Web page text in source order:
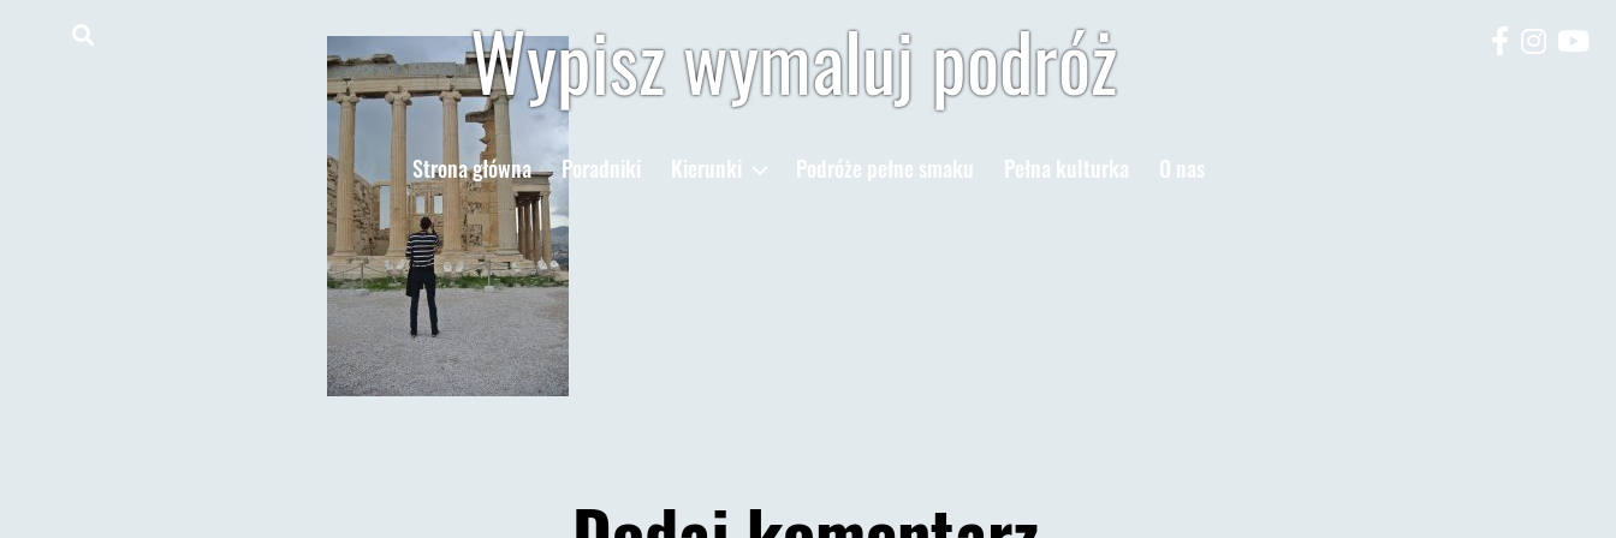
Wypisz wymaluj podróż
Strona główna Poradniki Kierunki Podróże pełne smaku Pełna kulturka O nas